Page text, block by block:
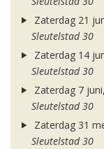
Zaterdag 21
Sleutelstad 30
Zaterdag 14
Sleutelstad 30
Zaterdag 7
Sleutelstad 30
Zaterdag 31
Sleutelstad 30